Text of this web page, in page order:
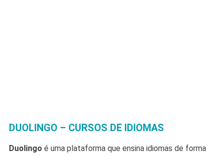
DUOLINGO – CURSOS DE IDIOMAS
Duolingo é uma plataforma que ensina idiomas de forma